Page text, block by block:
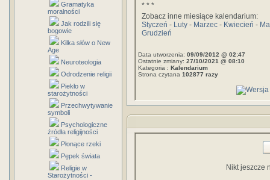
Gramatyka
moralności
Jak rodzili się
bogowie
Kilka słów o New
Age
Neuroteologia
Odrodzenie religii
Piekło w
starożytności
Przechwytywanie
symboli
Psychologiczne
źródła religijności
Płonące rzeki
Pępek świata
Religie w
Starożytności -
* * *
Zobacz inne miesiące kalendarium:
Styczeń - Luty - Marzec - Kwiecień -
Grudzień
Data utworzenia: 09/09/2012 @ 02:47
Ostatnie zmiany: 27/10/2021 @ 08:10
Kategoria : Kalendarium
Strona czytana 102877 razy
Nikt jeszcze